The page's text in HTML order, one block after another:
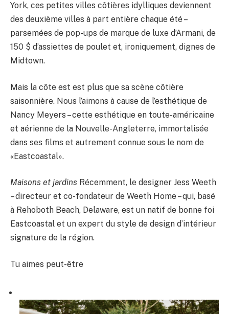
York, ces petites villes côtières idylliques deviennent
des deuxième villes à part entière chaque été –
parsemées de pop-ups de marque de luxe d’Armani, de
150 $ d’assiettes de poulet et, ironiquement, dignes de
Midtown.
Mais la côte est est plus que sa scène côtière
saisonnière. Nous l’aimons à cause de l’esthétique de
Nancy Meyers – cette esthétique en toute-américaine
et aérienne de la Nouvelle-Angleterre, immortalisée
dans ses films et autrement connue sous le nom de
«Eastcoastal».
Maisons et jardins Récemment, le designer Jess Weeth
– directeur et co-fondateur de Weeth Home – qui, basé
à Rehoboth Beach, Delaware, est un natif de bonne foi
Eastcoastal et un expert du style de design d’intérieur
signature de la région.
Tu aimes peut-être